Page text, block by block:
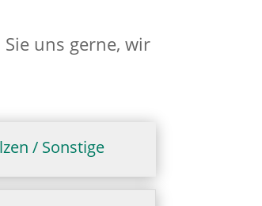
uns gerne, wir
/ Sonstige